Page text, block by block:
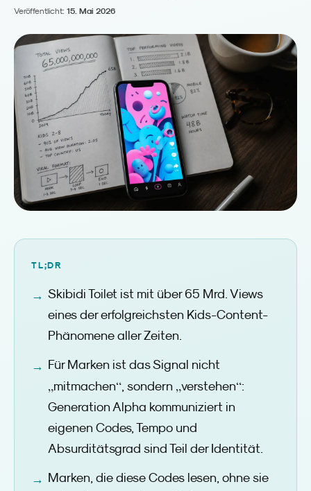
Veröffentlicht: 15. Mai 2026
TL;DR
Skibidi Toilet ist mit über 65 Mrd. Views
eines der erfolgreichsten Kids-Content-
Phänomene aller Zeiten.
Für Marken ist das Signal nicht
„mitmachen“, sondern „verstehen“:
Generation Alpha kommuniziert in
eigenen Codes, Tempo und
Absurditätsgrad sind Teil der Identität.
Marken, die diese Codes lesen, ohne sie